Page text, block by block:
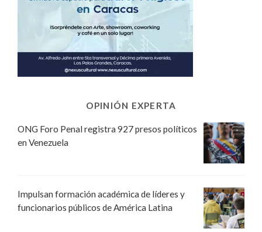
OPINIÓN EXPERTA
ONG Foro Penal registra 927 presos políticos
en Venezuela
Impulsan formación académica de líderes y
funcionarios públicos de América Latina